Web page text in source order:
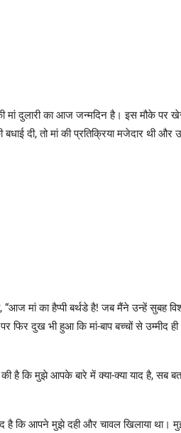
दुलारी का आज जन्मदिन है। इस मौके पर खेर
दी, तो मां की प्रतिक्रिया मजेदार थी और
मां का हैप्पी बर्थडे है! जब मैंने उन्हें सुबह
दुख भी हुआ कि मां-बाप बच्चों से उम्मीद
की है कि मुझे आपके बारे में क्या-क्या याद है,
कि आपने मुझे दही और चावल खिलाया था।